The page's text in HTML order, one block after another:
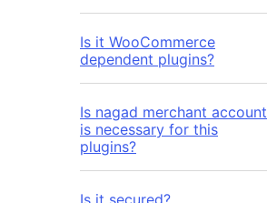
Is it WooCommerce
dependent plugins?
Is nagad merchant account
is necessary for this
plugins?